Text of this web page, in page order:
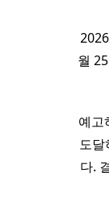
월
예고
도달
다.